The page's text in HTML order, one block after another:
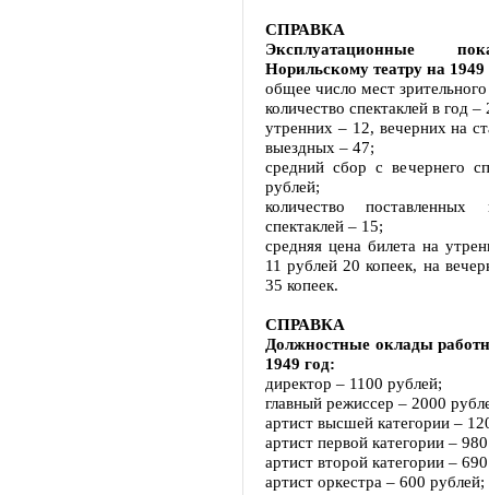
СПРАВКА
Эксплуатационные
Норильскому театру на 1949
общее число мест
количество спектаклей в год
утренних – 12, вечерних на
выездных – 47;
средний сбор с вечернего
рублей;
количество
спектаклей – 15;
средняя цена билета на
11 рублей 20 копеек, на
35 копеек.
СПРАВКА
Должностные оклады
1949 год:
директор – 1100 рублей;
главный режиссер – 2000
артист высшей категории –
артист первой категории –
артист второй категории –
артист оркестра – 600 рублей;